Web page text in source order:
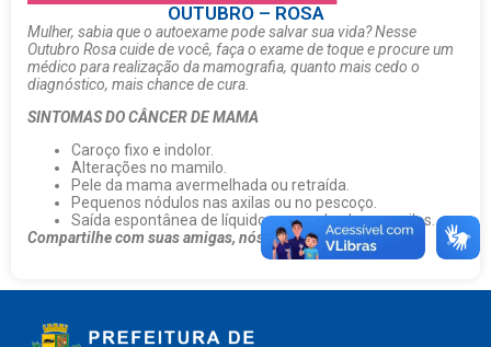
OUTUBRO – ROSA
Mulher, sabia que o autoexame pode salvar sua vida? Nesse
Outubro Rosa cuide de você, faça o exame de toque e procure um
médico para realização da mamografia, quanto mais cedo o
diagnóstico, mais chance de cura.
SINTOMAS DO CÂNCER DE MAMA
Caroço fixo e indolor.
Alterações no mamilo.
Pele da mama avermelhada ou retraída.
Pequenos nódulos nas axilas ou no pescoço.
Saída espontânea de líquido anormal pelos mamilos.
Compartilhe com suas amigas, nós apoiamos essa causa!